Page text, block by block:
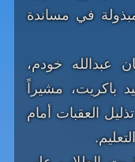
في مساندة
عبدالله خودم،
باكريت، مشيراً
العقبات أمام